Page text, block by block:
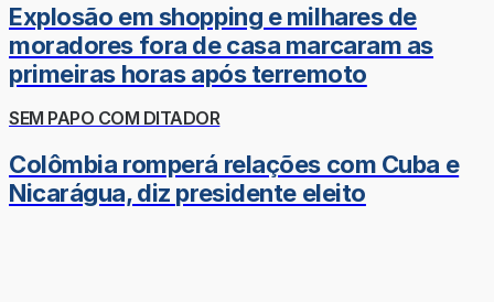
Explosão em shopping e milhares de
moradores fora de casa marcaram as
primeiras horas após terremoto
SEM PAPO COM DITADOR
Colômbia romperá relações com Cuba e
Nicarágua, diz presidente eleito